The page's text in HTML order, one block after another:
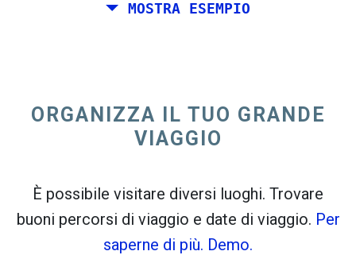
flight_takeoff flight_land
andata
Seleziona l'ordinamento CO
Prova questo open_in_new
Trovato in precedenza:
MOSTRA ESEMPIO
ORGANIZZA IL TUO GRANDE
VIAGGIO
È possibile visitare diversi luoghi. Trovare
buoni percorsi di viaggio e date di viaggio. Per
saperne di più. Demo.